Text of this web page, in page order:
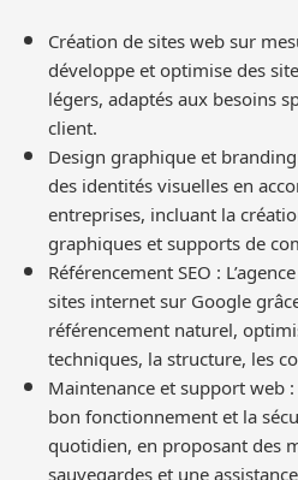
Création de sites web sur
développe et optimise des
légers, adaptés aux besoins
client.
Design graphique et
des identités visuelles en
entreprises, incluant la
graphiques et supports de
Référencement SEO :
sites internet sur Google
référencement naturel,
techniques, la structure, les
Maintenance et support web
bon fonctionnement et la
quotidien, en proposant des
sauvegardes et une